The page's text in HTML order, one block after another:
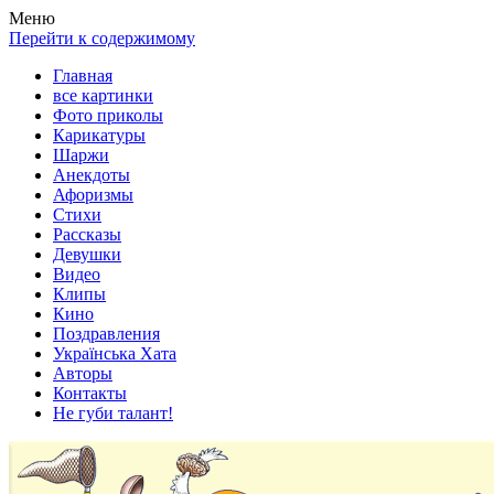
Весела хата — прикольные картинки, смешные истории, клипы!
Покажем всем ваши фото приколы, карикатуры, шаржи, стихи,
Меню
Перейти к содержимому
Главная
все картинки
Фото приколы
Карикатуры
Шаржи
Анекдоты
Афоризмы
Стихи
Рассказы
Девушки
Видео
Клипы
Кино
Поздравления
Українська Хата
Авторы
Контакты
Не губи талант!